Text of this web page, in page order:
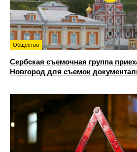
Общество
Сербская съемочная группа
Новгород для съемок